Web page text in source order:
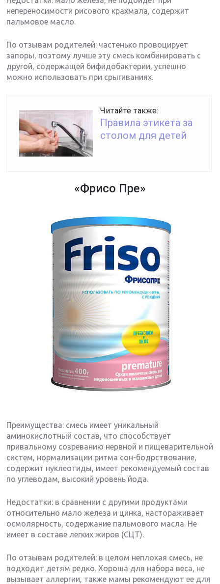
непереносимости рисового крахмала, содержит
пальмовое масло.
По отзывам родителей: частенько провоцирует
запоры, поэтому лучше эту смесь комбинировать с
другой, содержащей бифидобактерии, успешно
можно использовать при срыгиваниях.
Читайте также:
Правила этикета за
столом для детей
«Фрисо Пре»
Преимущества: смесь имеет уникальный
аминокислотный состав, что способствует
привальному созреванию нервной и пищеварительной
систем, нормализации ритма сон-бодрствование,
содержит нуклеотиды, имеет рекомендуемый состав
по углеводам, высокий уровень йода.
Недостатки: в сравнении с другими продуктами
относительно мало железа и цинка, настораживает
осмолярность, содержание пальмового масла. Не
имеет в составе легких жиров (СЦТ).
По отзывам родителей: в целом неплохая смесь, не
подходит детям редко. Хороша для набора веса, не
вызывает аллергии, также мамы рекомендуют ее для